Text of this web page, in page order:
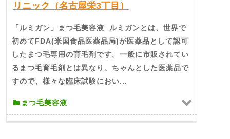
リニック（名古屋栄3丁目）
「ルミガン」まつ毛美容液 ​ ルミガンとは、世界で
初めてFDA(米国食品医薬品局)が医薬品として認可
したまつ毛専用の育毛剤です。一般に市販されてい
るまつ毛育毛剤とは異なり、ちゃんとした医薬品で
すので、様々な臨床試験におい...
まつ毛美容液